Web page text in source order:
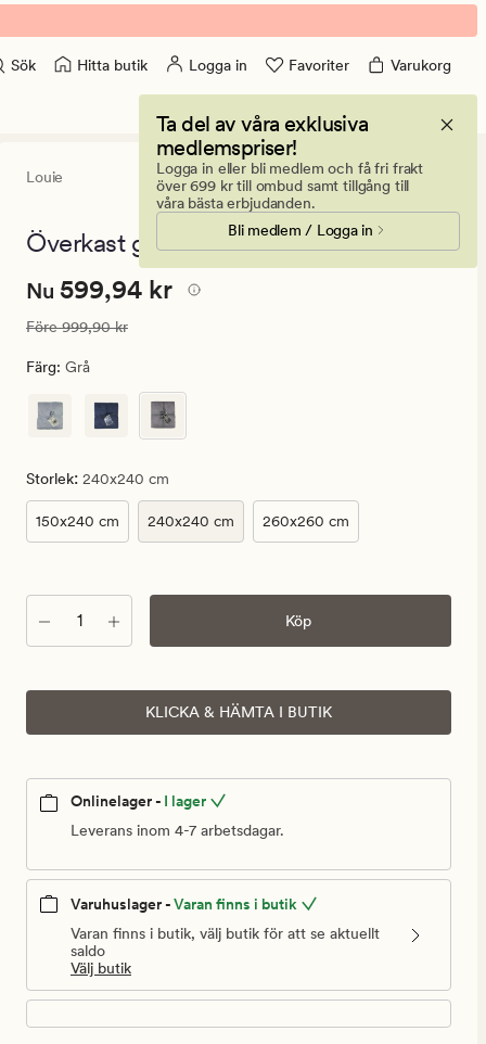
Sök Hitta butik Logga in Favoriter Varukorg
Ta del av våra exklusiva
medlemspriser!
Logga in eller bli medlem och få fri frakt
över 699 kr till ombud samt tillgång till
våra bästa erbjudanden.
Bli medlem / Logga in
Louie
300
omdömen
med
ett
genomsnittligt
betyg
4.5 (300)
Överkast grå - 240x240 cm
Nuvarande
599,94
kr.
pris
Nuvarande pris
Nu 599,94 kr
Ordinarie pris 999,90 kr
Före999,90 kr
Färg: Grå
Storlek: 240x240 cm
150x240 cm 240x240 cm 260x260 cm
Antal Köp
KLICKA & HÄMTA I BUTIK
Onlinelager - I lager
Leverans inom 4-7 arbetsdagar.
Varuhuslager -Varan finns i butik
Varan finns i butik, välj butik för att se aktuellt
saldo
Välj butik